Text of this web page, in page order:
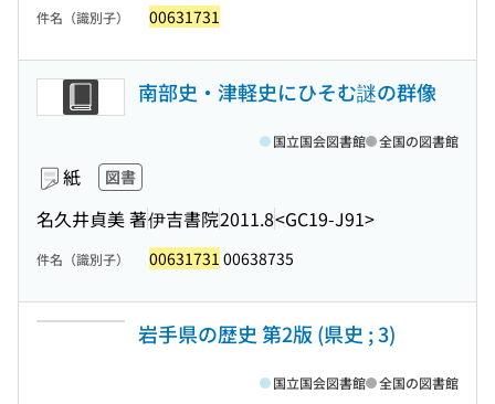
件名（識別子） 00631731
南部史・津軽史にひそむ謎の群像
紙 図書
名久井貞美 著伊吉書院2011.8<GC19-J91>
国立国会図書館 全国の図書館
件名（識別子） 00631731 00638735
岩手県の歴史 第2版 (県史 ; 3)
国立国会図書館 全国の図書館